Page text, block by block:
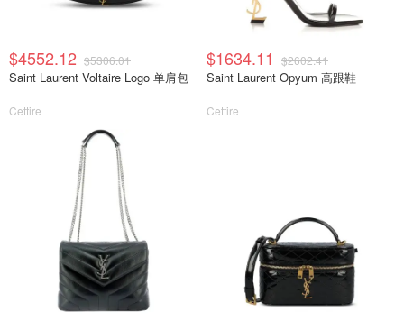
$4552.12 $5306.01
Saint Laurent Voltaire Logo 单肩包
Cettire
$1634.11 $2602.41
Saint Laurent Opyum 高跟鞋
Cettire